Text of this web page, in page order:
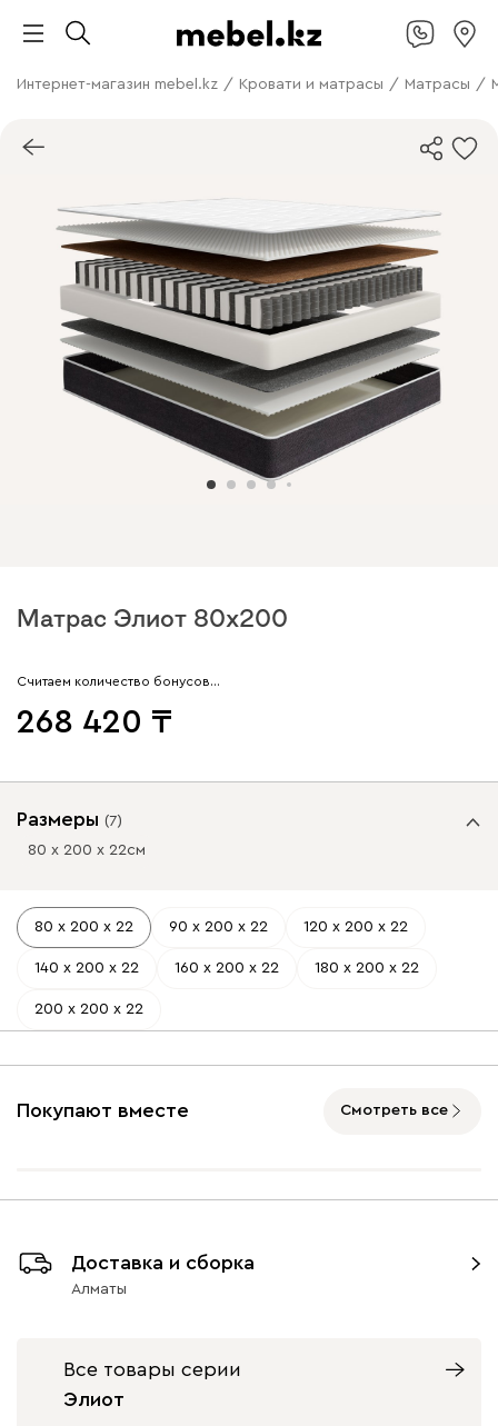
Интернет-магазин mebel.kz / Кровати и матрасы / Матрасы /
Матрас Элиот 80x200
Считаем количество бонусов…
268 420
Размеры (7)
80 х 200 х 22см
80 х 200 х 22 90 х 200 х 22 120 х 200 х 22
140 х 200 х 22 160 х 200 х 22 180 х 200 х 22
200 х 200 х 22
Покупают вместе Смотреть все
Доставка и сборка
Алматы
Все товары серии
Элиот